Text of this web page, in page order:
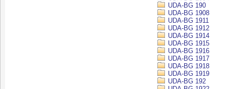
UDA-BG 190
UDA-BG 1908
UDA-BG 1911
UDA-BG 1912
UDA-BG 1914
UDA-BG 1915
UDA-BG 1916
UDA-BG 1917
UDA-BG 1918
UDA-BG 1919
UDA-BG 192